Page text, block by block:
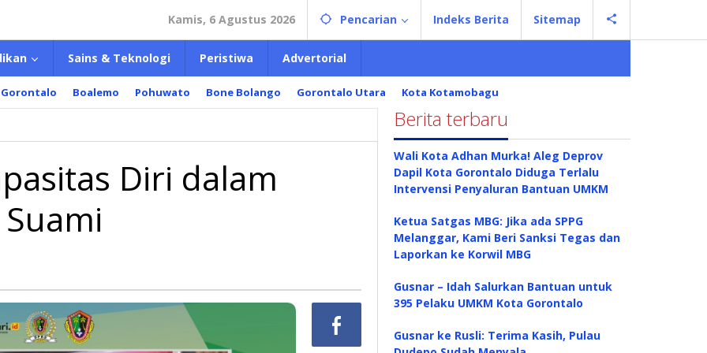
Kamis, 6 Agustus 2026 Pencarian Indeks Berita Sitemap
Sains & Teknologi Peristiwa Advertorial
Boalemo Pohuwato Bone Bolango Gorontalo Utara Kota Kotamobagu
Diri dalam
Berita terbaru
Wali Kota Adhan Murka! Aleg Deprov
Dapil Kota Gorontalo Diduga Terlalu
Intervensi Penyaluran Bantuan UMKM
Ketua Satgas MBG: Jika ada SPPG
Melanggar, Kami Beri Sanksi Tegas dan
Laporkan ke Korwil MBG
Gusnar – Idah Salurkan Bantuan untuk
395 Pelaku UMKM Kota Gorontalo
Gusnar ke Rusli: Terima Kasih, Pulau